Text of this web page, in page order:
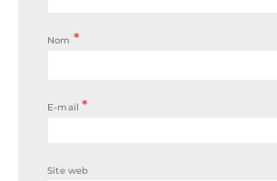
Nom *
E-mail*
Site web